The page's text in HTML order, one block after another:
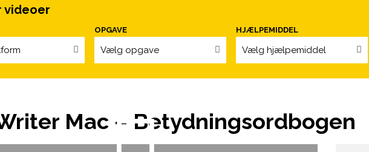
videoer
OPGAVE
Vælg opgave
HJÆLPEMIDDEL
Vælg hjælpemiddel
Mac – Betydningsordbogen